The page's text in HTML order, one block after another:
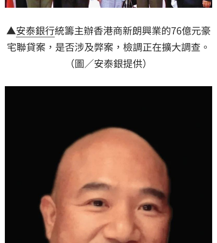
▲安泰銀行統籌主辦香港商新朗興業的76億元豪
宅聯貸案，是否涉及弊案，檢調正在擴大調查。
（圖／安泰銀提供）